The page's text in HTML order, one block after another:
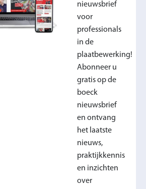
nieuwsbrief
voor
professionals
in de
plaatbewerking!
Abonneer u
gratis op de
boeck
nieuwsbrief
en ontvang
het laatste
nieuws,
praktijkkennis
en inzichten
over